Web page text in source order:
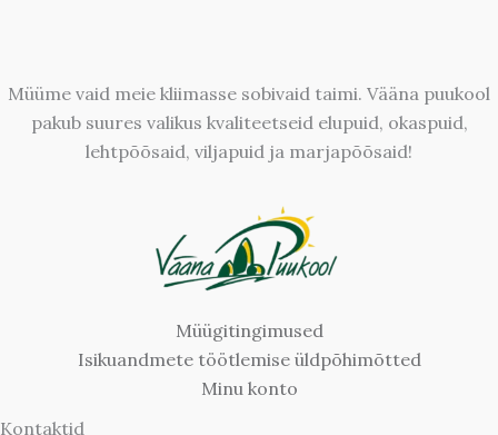
Müüme vaid meie kliimasse sobivaid taimi. Vääna puukool
pakub suures valikus kvaliteetseid elupuid, okaspuid,
lehtpõõsaid, viljapuid ja marjapõõsaid!
Müügitingimused
Isikuandmete töötlemise üldpõhimõtted
Minu konto
Kontaktid